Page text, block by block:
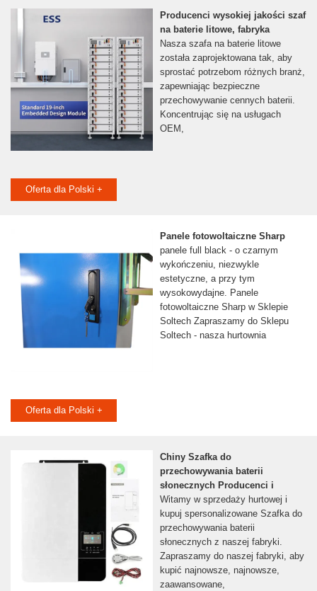
Producenci wysokiej jakości szaf
na baterie litowe, fabryka
Nasza szafa na baterie litowe
została zaprojektowana tak, aby
sprostać potrzebom różnych branż,
zapewniając bezpieczne
przechowywanie cennych baterii.
Koncentrując się na usługach
OEM,
Oferta dla Polski +
Panele fotowoltaiczne Sharp
panele full black - o czarnym
wykończeniu, niezwykle
estetyczne, a przy tym
wysokowydajne. Panele
fotowoltaiczne Sharp w Sklepie
Soltech Zapraszamy do Sklepu
Soltech - nasza hurtownia
Oferta dla Polski +
Chiny Szafka do
przechowywania baterii
słonecznych Producenci i
Witamy w sprzedaży hurtowej i
kupuj spersonalizowane Szafka do
przechowywania baterii
słonecznych z naszej fabryki.
Zapraszamy do naszej fabryki, aby
kupić najnowsze, najnowsze,
zaawansowane,